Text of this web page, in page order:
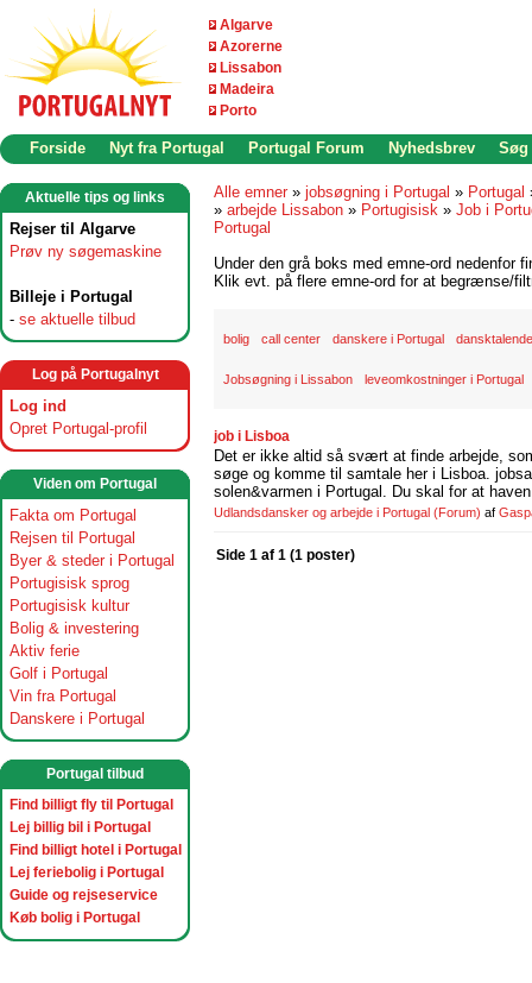
Algarve
Azorerne
Lissabon
Madeira
Porto
Forside Nyt fra Portugal Portugal Forum Nyhedsbrev Søg
Aktuelle tips og links
Rejser til Algarve
Prøv ny søgemaskine
Billeje i Portugal
- se aktuelle tilbud
Log på Portugalnyt
Log ind
Opret Portugal-profil
Viden om Portugal
Fakta om Portugal
Rejsen til Portugal
Byer & steder i Portugal
Portugisisk sprog
Portugisisk kultur
Bolig & investering
Aktiv ferie
Golf i Portugal
Vin fra Portugal
Danskere i Portugal
Portugal tilbud
Find billigt fly til Portugal
Lej billig bil i Portugal
Find billigt hotel i Portugal
Lej feriebolig i Portugal
Guide og rejseservice
Køb bolig i Portugal
Alle emner » jobsøgning i Portugal » Portugal
» arbejde Lissabon » Portugisisk » Job i
Portugal
Under den grå boks med emne-ord nedenfor
Klik evt. på flere emne-ord for at begrænse/
bolig call center danskere i Portugal
Jobsøgning i Lissabon leveomkostninger i Portugal
job i Lisboa
Det er ikke altid så svært at finde arbejde,
søge og komme til samtale her i Lisboa.
solen&varmen i Portugal. Du skal for at
Udlandsdansker og arbejde i Portugal (Forum) af
Side 1 af 1 (1 poster)